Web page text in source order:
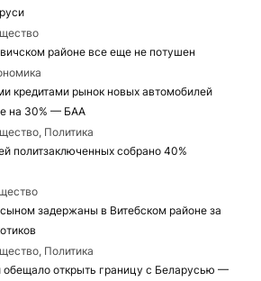
районе все еще не потушен
кредитами рынок новых автомобилей
на 30% — БАА
Политика
политзаключенных собрано 40%
задержаны в Витебском районе за
Политика
обещало открыть границу с Беларусью —